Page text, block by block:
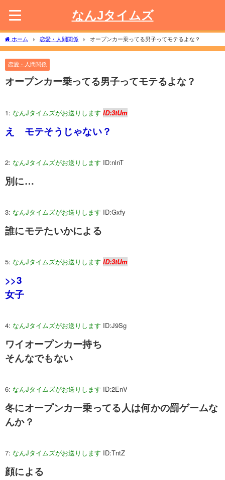
なんJタイムズ
ホーム 恋愛・人間関係 オープンカー乗ってる男子ってモテるよな？
恋愛・人間関係
オープンカー乗ってる男子ってモテるよな？
1: なんJタイムズがお送りします ID:3tUm
え モテそうじゃない？
2: なんJタイムズがお送りします ID:nlnT
別に…
3: なんJタイムズがお送りします ID:Gxfy
誰にモテたいかによる
5: なんJタイムズがお送りします ID:3tUm
>>3
女子
4: なんJタイムズがお送りします ID:J9Sg
ワイオープンカー持ち
そんなでもない
6: なんJタイムズがお送りします ID:2EnV
冬にオープンカー乗ってる人は何かの罰ゲームな
んか？
7: なんJタイムズがお送りします ID:TntZ
顔による